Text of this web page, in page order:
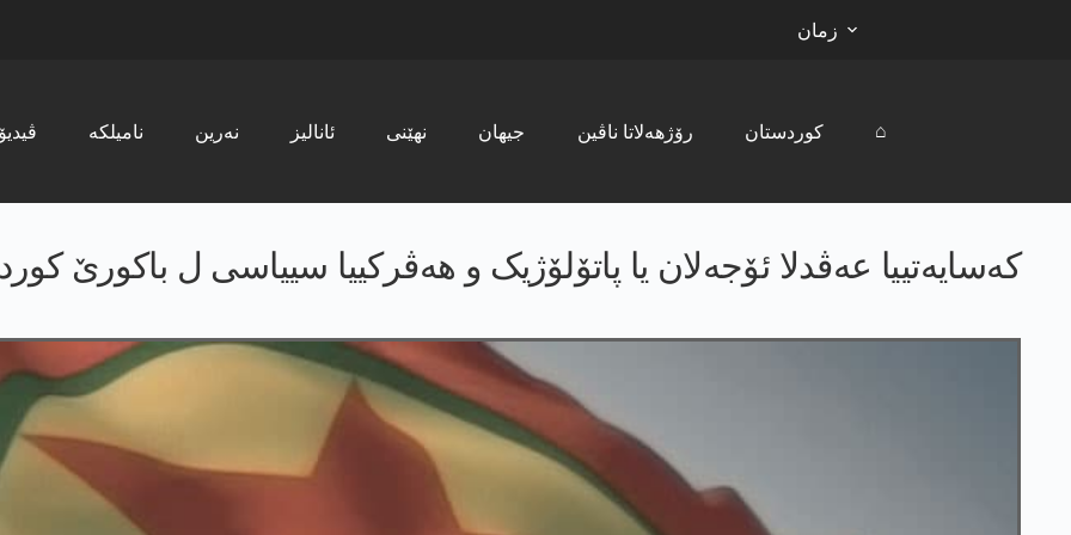
زمان
ڤیدیۆ نامیلکە نەرین ئانالیز نھێنی جیھان رۆژھەلاتا ناڤین کوردستان ⌂
کەسایەتییا عەڤدلا ئۆجەلان یا پاتۆلۆژیک و ھەڤرکییا سییاسی ل باکورێ